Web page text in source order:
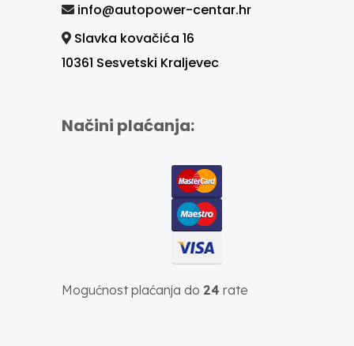
info@autopower-centar.hr
Slavka kovačića 16
10361 Sesvetski Kraljevec
Načini plaćanja:
Mogućnost plaćanja do 24 rate